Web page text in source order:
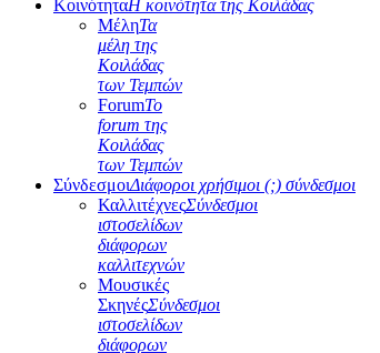
ΚοινότηταΗ κοινότητα της Κοιλάδας
ΜέληΤα
μέλη της
Κοιλάδας
των Τεμπών
ForumΤο
forum της
Κοιλάδας
των Τεμπών
ΣύνδεσμοιΔιάφοροι χρήσιμοι (;) σύνδεσμοι
ΚαλλιτέχνεςΣύνδεσμοι
ιστοσελίδων
διάφορων
καλλιτεχνών
Μουσικές
ΣκηνέςΣύνδεσμοι
ιστοσελίδων
διάφορων